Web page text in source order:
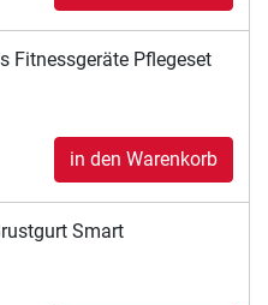
Fitnessgeräte Pflegeset
in den Warenkorb
Smart